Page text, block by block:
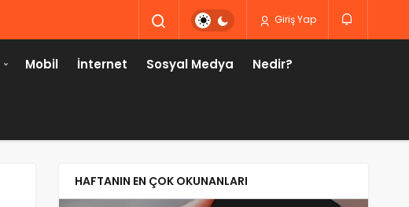
Giriş Yap
Mobil İnternet Sosyal Medya Nedir?
HAFTANIN EN ÇOK OKUNANLARI